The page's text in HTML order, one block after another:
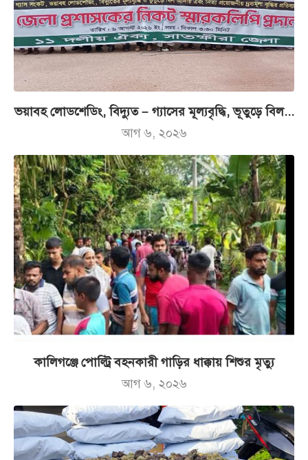
ভয়াবহ লোডশেডিং, বিদ্যুত – গ্যাসের মূল্যবৃদ্ধি, ভূতুড়ে বিল...
আগ ৬, ২০২৬
কালিগঞ্জে পোল্ট্রি বহনকারী গাড়ির ধাক্কায় শিশুর মৃত্যু
আগ ৬, ২০২৬